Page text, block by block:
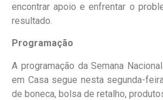
encontrar apoio e enfrentar o
resultado.
Programação
A programação da Semana
em Casa segue nesta segunda-
de boneca, bolsa de retalho,